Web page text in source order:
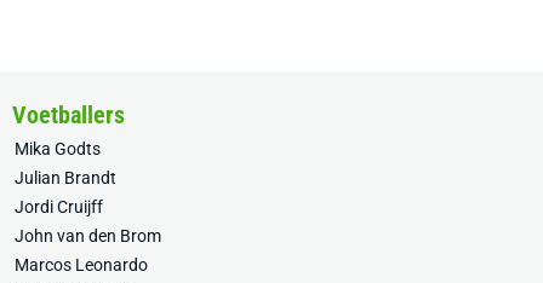
Voetballers
Mika Godts
Julian Brandt
Jordi Cruijff
John van den Brom
Marcos Leonardo